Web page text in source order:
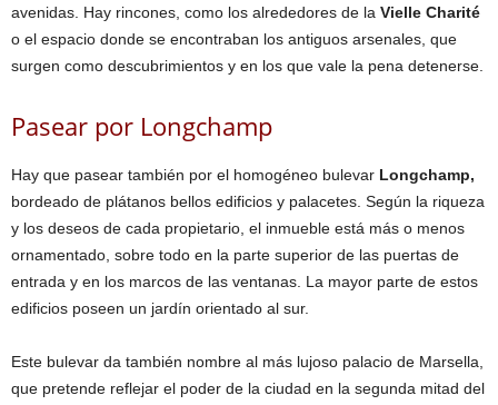
avenidas. Hay rincones, como los alrededores de la Vielle Charité
o el espacio donde se encontraban los antiguos arsenales, que
surgen como descubrimientos y en los que vale la pena detenerse.
Pasear por Longchamp
Hay que pasear también por el homogéneo bulevar Longchamp,
bordeado de plátanos bellos edificios y palacetes. Según la riqueza
y los deseos de cada propietario, el inmueble está más o menos
ornamentado, sobre todo en la parte superior de las puertas de
entrada y en los marcos de las ventanas. La mayor parte de estos
edificios poseen un jardín orientado al sur.
Este bulevar da también nombre al más lujoso palacio de Marsella,
que pretende reflejar el poder de la ciudad en la segunda mitad del